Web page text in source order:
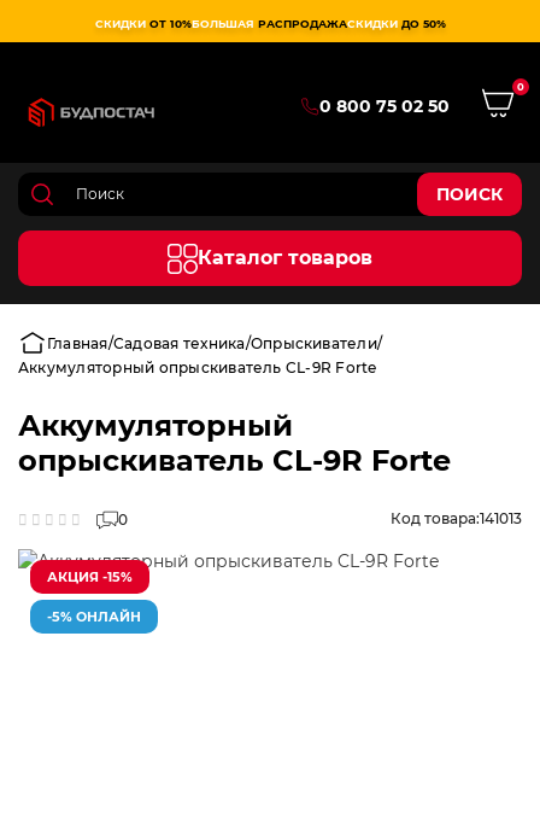
СКИДКИ ОТ 10%БОЛЬШАЯ РАСПРОДАЖАСКИДКИ ДО 50%
0 800 75 02 50
0
ПОИСК
Каталог товаров
Главная Садовая техника Опрыскиватели
Аккумуляторный опрыскиватель CL-9R Forte
Аккумуляторный
опрыскиватель CL-9R Forte
0 Код товара:141013
АКЦИЯ -15%
-5% ОНЛАЙН